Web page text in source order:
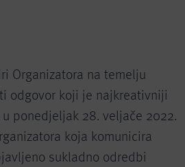
Organizatora na temelju
odgovor koji je najkreativniji
ponedjeljak 28. veljače 2022.
koja komunicira
sukladno odredbi